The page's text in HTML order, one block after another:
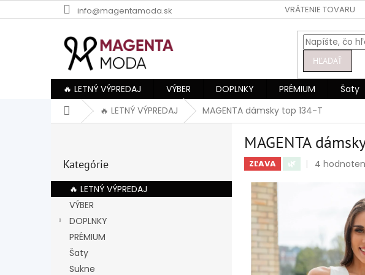
na
info@magentamoda.sk VRÁTENIE TOVARU
HĽADAŤ
🔥 LETNÝ VÝPREDAJ VÝBER DOPLNKY PRÉMIUM Šaty
Domov🔥 LETNÝ VÝPREDAJ MAGENTA dámsky top 134-T
ý
p
kategórie
Kategórie
🔥 LETNÝ VÝPREDAJ
VÝBER
DOPLNKY
PRÉMIUM
Šaty
Sukne
MAGENTA
ZĽAVA 🌿
Priemerné
hviezdičiek.
4